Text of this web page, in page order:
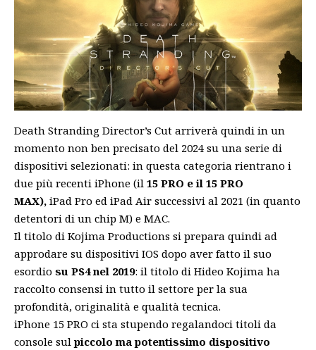
Death Stranding Director’s Cut arriverà quindi in un
momento non ben precisato del 2024 su una serie di
dispositivi selezionati: in questa categoria rientrano i
due più recenti iPhone (il 15 PRO e il 15 PRO
MAX), iPad Pro ed iPad Air successivi al 2021 (in quanto
detentori di un chip M) e MAC.
Il titolo di Kojima Productions si prepara quindi ad
approdare su dispositivi IOS dopo aver fatto il suo
esordio su PS4 nel 2019: il titolo di Hideo Kojima ha
raccolto consensi in tutto il settore per la sua
profondità, originalità e qualità tecnica.
iPhone 15 PRO ci sta stupendo regalandoci titoli da
console sulpiccolo ma potentissimo dispositivo